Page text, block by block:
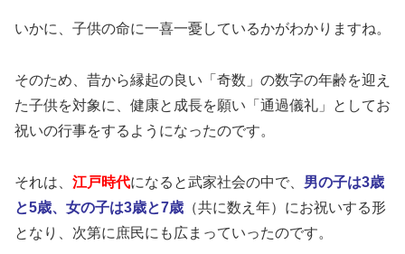
いかに、子供の命に一喜一憂しているかがわかりますね。
そのため、昔から縁起の良い「奇数」の数字の年齢を迎え
た子供を対象に、健康と成長を願い「通過儀礼」としてお
祝いの行事をするようになったのです。
それは、 江戸時代になると武家社会の中で、 男の子は3歳
と5歳、女の子は3歳と7歳 （共に数え年）にお祝いする形
となり、次第に庶民にも広まっていったのです。